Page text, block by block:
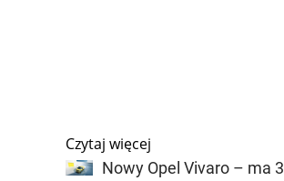
Czytaj więcej
Nowy Opel Vivaro – ma